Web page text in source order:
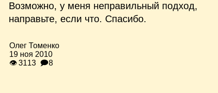
Возможно, у меня неправильный подход,
направьте, если что. Спасибо.
Олег Томенко
19 ноя 2010
👁 3113 🗩8